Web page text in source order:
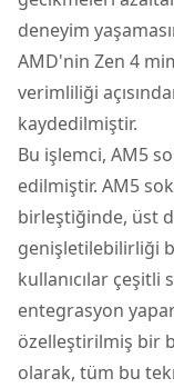
deneyim
AMD'nin Zen 4
verimliliği
kaydedilmiştir.
Bu işlemci, AM5
edilmiştir. AM5
birleştiğinde, üst
genişletilebilirliği
kullanıcılar çeşitli
entegrasyon
özelleştirilmiş bir
olarak, tüm bu